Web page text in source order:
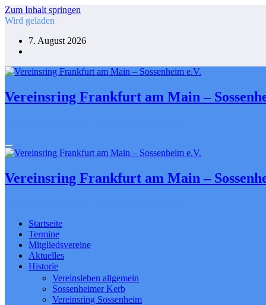
Zum Inhalt springen
Wird geladen
7. August 2026
Vereinsring Frankfurt am Main –
Vereinsring Frankfurt am Main –
Startseite
Termine
Mitgliedsvereine
Aktuelles
Historie
Vereinsleben allgemein
Sossenheimer Kerb
Vereinsring Sossenheim